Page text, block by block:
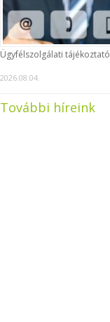
Ügyfélszolgálati tájékoztató
2026.08.04.
További híreink